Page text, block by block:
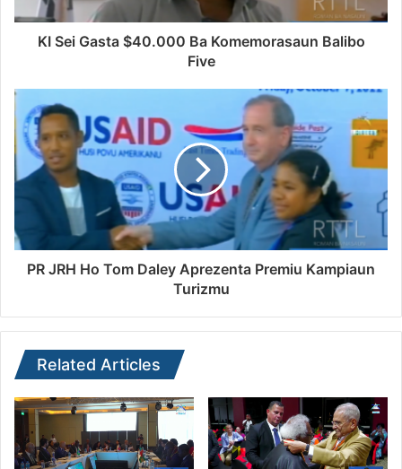
KI Sei Gasta $40.000 Ba Komemorasaun Balibo
Five
PR JRH Ho Tom Daley Aprezenta Premiu Kampiaun
Turizmu
Related Articles